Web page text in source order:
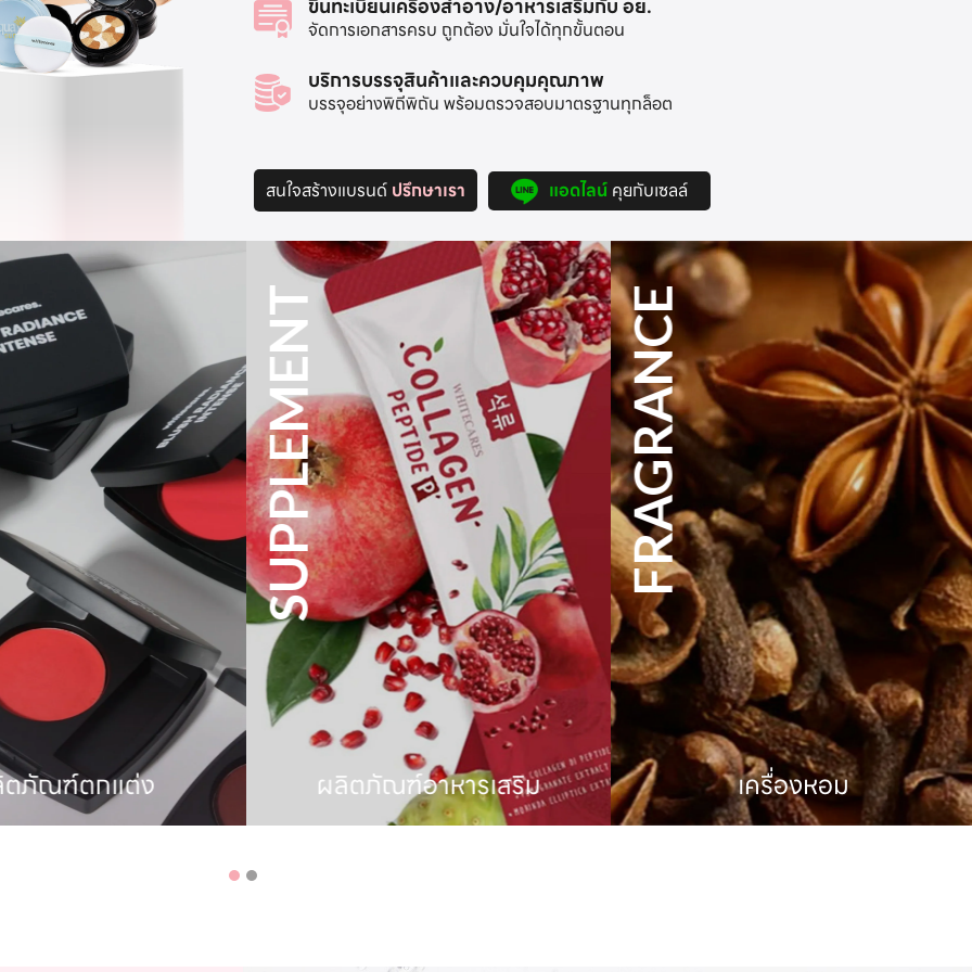
ขึ้นทะเบียนเครื่องสำอาง/อาหารเสริมกับ อย.
จัดการเอกสารครบ ถูกต้อง มั่นใจได้ทุกขั้นตอน
บริการบรรจุสินค้าและควบคุมคุณภาพ
บรรจุอย่างพิถีพิถัน พร้อมตรวจสอบมาตรฐานทุกล็อต
สนใจสร้างแบรนด์ ปรึกษาเรา แอดไลน์ คุยกับเซลล์
ภัณฑ์ตกแต่ง
SUPPLEMENT
ผลิตภัณฑ์อาหารเสริม
FRAGRANCE
เครื่องหอม